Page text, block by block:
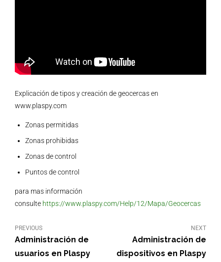
Explicación de tipos y creación de geocercas en
www.plaspy.com
Zonas permitidas
Zonas prohibidas
Zonas de control
Puntos de control
para mas información
consulte https://www.plaspy.com/Help/12/Mapa/Geocercas
PREVIOUS
Administración de
usuarios en Plaspy
NEXT
Administración de
dispositivos en Plaspy